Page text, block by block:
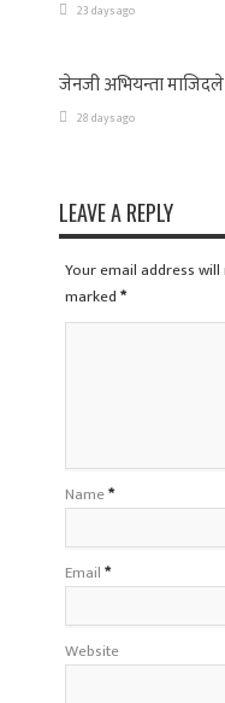
23 days ago
जेनजी अभियन्ता
28 days ago
LEAVE A REPLY
Your email address
marked*
Name*
Email*
Website